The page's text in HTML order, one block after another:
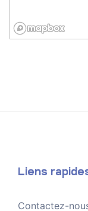
Liens
Contactez-